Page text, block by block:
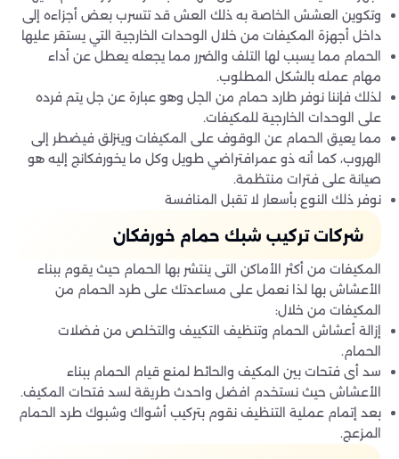
وتكوين العشش الخاصة به ذلك العش قد تتسرب بعض أجزاءه إلى
داخل أجهزة المكيفات من خلال الوحدات الخارجية التي يستقر عليها
الحمام مما يسبب لها التلف والضرر مما يجعله يعطل عن أداء
مهام عمله بالشكل المطلوب.
لذلك فإننا نوفر طارد حمام من الجل وهو عبارة عن جل يتم فرده
على الوحدات الخارجية للمكيفات.
مما يعيق الحمام عن الوقوف على المكيفات وينزلق فيضطر إلى
الهروب، كما أنه ذو عمرافتراضي طويل وكل ما يخورفكانج إليه هو
صيانة على فترات منتظمة.
نوفر ذلك النوع بأسعار لا تقبل المنافسة
شركات تركيب شبك حمام خورفكان
المكيفات من أكثر الأماكن التى ينتشر بها الحمام حيث يقوم ببناء
الأعشاش بها لذا نعمل على مساعدتك على طرد الحمام من
المكيفات من خلال:
إزالة أعشاش الحمام وتنظيف التكييف والتخلص من فضلات
الحمام.
سد أى فتحات بين المكيف والحائط لمنع قيام الحمام ببناء
الأعشاش حيث نستخدم افضل واحدث طريقة لسد فتحات المكيف.
بعد إتمام عملية التنظيف نقوم بتركيب أشواك وشبوك طرد الحمام
المزعج.